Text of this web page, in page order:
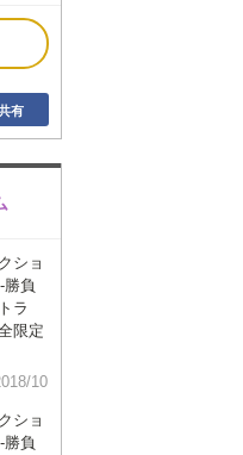
有
ショ
勝負
ラ
限定
10
ショ
勝負